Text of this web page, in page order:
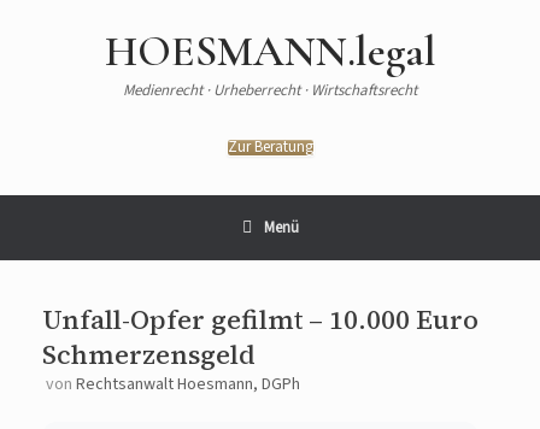
HOESMANN.legal
Medienrecht · Urheberrecht · Wirtschaftsrecht
Zur Beratung
Menü
Unfall-Opfer gefilmt – 10.000 Euro
Schmerzensgeld
von Rechtsanwalt Hoesmann, DGPh